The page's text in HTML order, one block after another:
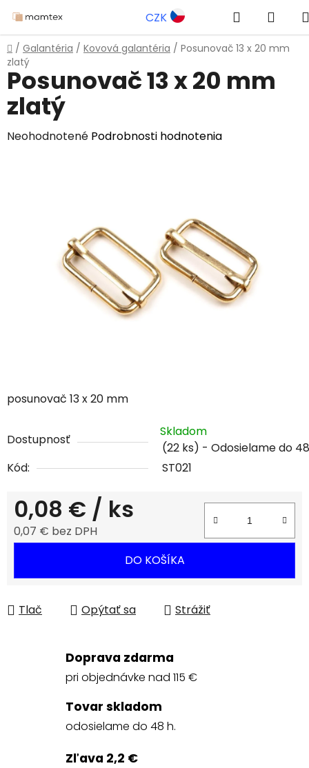
na
obsah
CZK Hľadať
Domov
/ Galantéria / Kovová galantéria / Posunovač 13 x 20 mm
zlatý
posunovač 13 x 20 mm
Dostupnosť
Skladom
(22 ks)
Kód:
ST021
0,08 € / ks
0,07 € bez DPH
DO KOŠÍKA
Tlač Opýtať sa Strážiť
Posunovač 13 x 20 mm
zlatý
Priemerné
hviezdičiek.
Neohodnotené Podrobnosti hodnotenia
Doprava zdarma
pri objednávke nad 115 €
Tovar skladom
odosielame do 48 h.
Zľava 2,2 €